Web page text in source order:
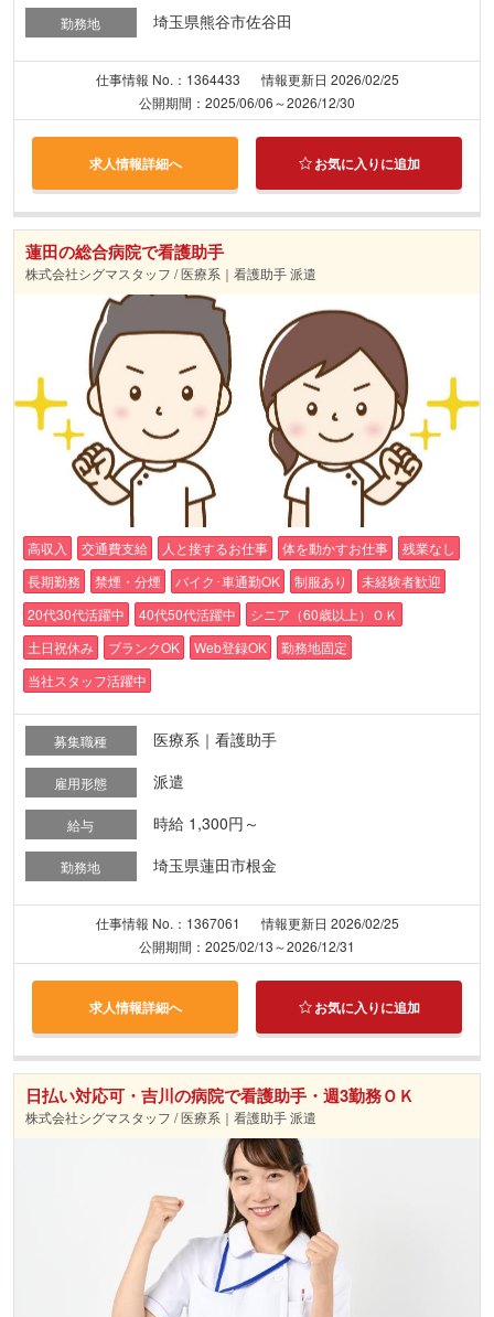
勤務地 埼玉県熊谷市佐谷田
仕事情報 No.：1364433
情報更新日 2026/02/25
公開期間：2025/06/06～2026/12/30
求人情報詳細へ お気に入りに追加
蓮田の総合病院で看護助手
株式会社シグマスタッフ / 医療系｜看護助手 派遣
高収入 交通費支給 人と接するお仕事 体を動かすお仕事
残業なし
長期勤務
禁煙・分煙 バイク･車通勤OK 制服あり
未経験者歓迎
20代30代活躍中
40代50代活躍中
シニア（60歳以上）ＯＫ
土日祝休み
ブランクOK Web登録OK
勤務地固定
当社スタッフ活躍中
募集職種 医療系｜看護助手
雇用形態 派遣
給与 時給 1,300円～
勤務地 埼玉県蓮田市根金
仕事情報 No.：1367061
情報更新日 2026/02/25
公開期間：2025/02/13～2026/12/31
求人情報詳細へ お気に入りに追加
日払い対応可・吉川の病院で看護助手・週3勤務ＯＫ
株式会社シグマスタッフ / 医療系｜看護助手 派遣